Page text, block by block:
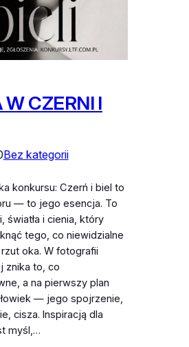
W CZERNI I
Bez kategorii
konkursu: Czerń i biel to
— to jego esencja. To
światła i cienia, który
tego, co niewidzialne
oka. W fotografii
znika to, co
a na pierwszy plan
— jego spojrzenie,
cisza. Inspiracją dla
myśl,…